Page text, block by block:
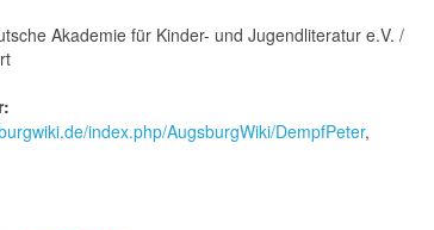
Akademie für Kinder- und Jugendliteratur e.V. /
index.php/AugsburgWiki/DempfPeter,